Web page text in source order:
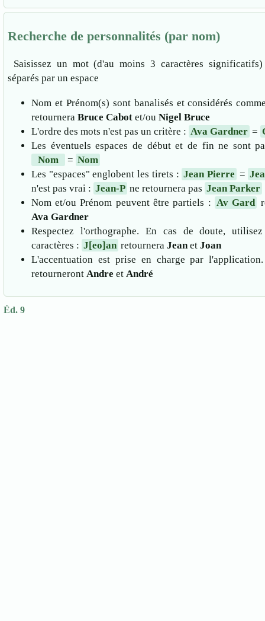
Recherche de personnalités (par nom)
Saisissez un mot (d'au moins 3 caractères
séparés par un espace
Nom et Prénom(s) sont banalisés et considérés
retournera Bruce Cabotet/ou Nigel Bruce
L'ordre des mots n'est pas un critère : Ava Gardner =
Les éventuels espaces de début et de fin ne sont
Nom
= Nom
Les "espaces" englobent les tirets : Jean Pierre =
n'est pas vrai : Jean-P ne retournera pas Jean Parker
Nom et/ou Prénom peuvent être partiels : Av Gard
Ava Gardner
Respectez l'orthographe. En cas de doute,
caractères : J[eo]an retournera Jeanet Joan
L'accentuation est prise en charge par
retourneront Andre et André
Éd. 9